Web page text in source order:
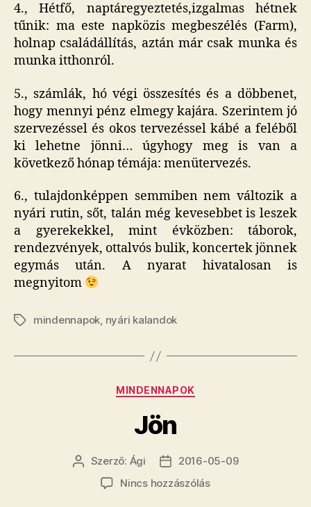
4., Hétfő, naptáregyeztetés,izgalmas hétnek
tűnik: ma este napközis megbeszélés (Farm),
holnap családállítás, aztán már csak munka és
munka itthonról.
5., számlák, hó végi összesítés és a döbbenet,
hogy mennyi pénz elmegy kajára. Szerintem jó
szervezéssel és okos tervezéssel kábé a feléből
ki lehetne jönni… úgyhogy meg is van a
következő hónap témája: menütervezés.
6., tulajdonképpen semmiben nem változik a
nyári rutin, sőt, talán még kevesebbet is leszek
a gyerekekkel, mint évközben: táborok,
rendezvények, ottalvós bulik, koncertek jönnek
egymás után. A nyarat hivatalosan is
megnyitom
Címkékmindennapok, nyári kalandok
Kategóriák
MINDENNAPOK
Jön
Bejegyzés
szerzője
Szerző: Ági
Bejegyzés
dátuma
2016-05-09
Nincs hozzászólása(z)